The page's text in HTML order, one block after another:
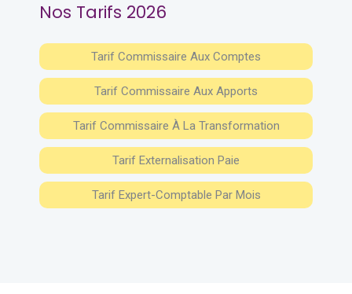
Nos Tarifs 2026
Tarif Commissaire Aux Comptes
Tarif Commissaire Aux Apports
Tarif Commissaire À La Transformation
Tarif Externalisation Paie
Tarif Expert-Comptable Par Mois